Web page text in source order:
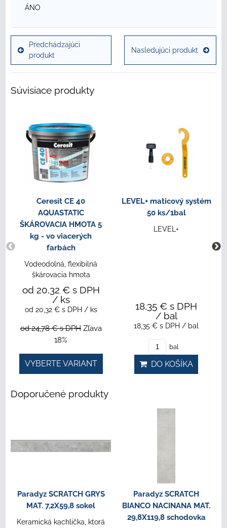
ÁNO
Predchádzajúci
produkt
Nasledujúci produkt
Súvisiace produkty
Ceresit CE 40
AQUASTATIC
ŠKÁROVACIA HMOTA 5
kg - vo viacerých
farbách
Vodeodolná, flexibilná
škárovacia hmota
od 20,32 € s DPH
/ ks
od 20,32 € s DPH / ks
od 24,78 €s DPH Zľava
18%
VYBERTE VARIANT
LEVEL+ maticový systém
50 ks/1bal
LEVEL+
18,35 € s DPH
/ bal
18,35 € s DPH / bal
bal
DO KOŠÍKA
Doporučené produkty
Paradyz SCRATCH GRYS
MAT. 7,2X59,8 sokel
Keramická kachlička, ktorá
Paradyz SCRATCH
BIANCO NACINANA MAT.
29,8X119,8 schodovka